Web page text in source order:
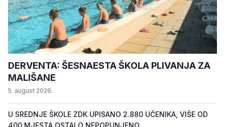
DERVENTA: ŠESNAESTA ŠKOLA PLIVANJA ZA
MALIŠANE
5. august 2026.
U SREDNJE ŠKOLE ZDK UPISANO 2.880 UČENIKA, VIŠE OD
400 MJESTA OSTALO NEPOPUNJENO